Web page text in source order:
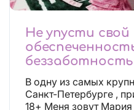
Не упусти
беззаботность
будет уже
Лучшие условия!
В одну из самых
Санкт-Петербурге ,
18+ Меня зовут